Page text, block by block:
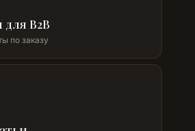
B2B
по заказу